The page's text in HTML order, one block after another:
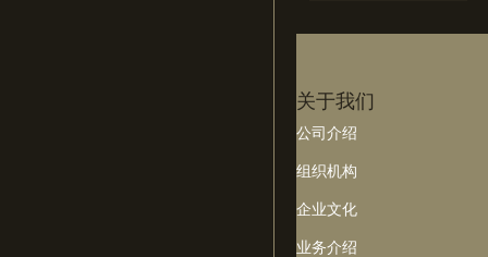
关于我们
公司介绍
组织机构
企业文化
业务介绍